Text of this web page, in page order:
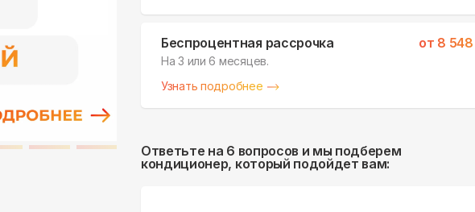
Беспроцентная рассрочка от 8 548
На 3 или 6 месяцев.
Узнать подробнее
Ответьте на 6 вопросов и мы подберем
кондиционер, который подойдет вам: